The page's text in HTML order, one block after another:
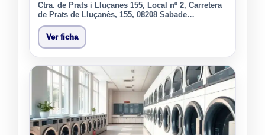
Ctra. de Prats i Lluçanes 155, Local nº 2, Carretera
de Prats de Lluçanès, 155, 08208 Sabade…
Ver ficha